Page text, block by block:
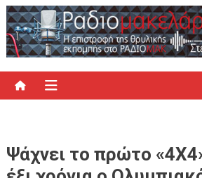
Ψάχνει το πρώτο